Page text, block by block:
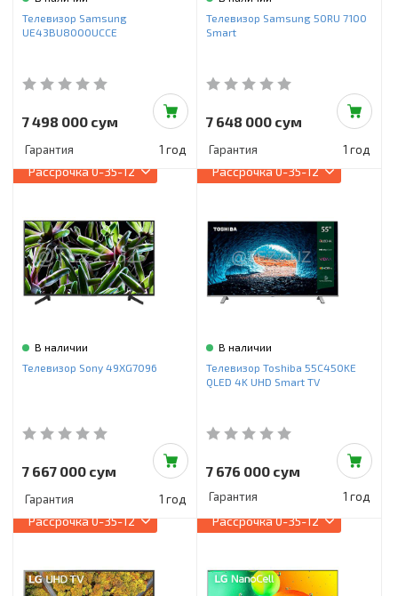
Инструменты и техника
Красота и здоровье
Пылесосы
Фильтры для воды
Сантехника
Телевизор Samsung
UE43BU8000UCCE
7 498 000 сум
Гарантия 1 год
Телевизор Samsung 50RU 7100
Smart
7 648 000 сум
Гарантия 1 год
Рассрочка0-35-12
В наличии
Телевизор Sony 49XG7096
7 667 000 сум
Гарантия 1 год
Рассрочка0-35-12
В наличии
Телевизор Toshiba 55C450KE
QLED 4K UHD Smart TV
7 676 000 сум
Гарантия 1 год
Рассрочка0-35-12 Рассрочка0-35-12